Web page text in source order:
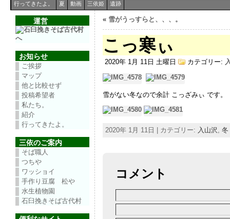
行ってきたよ。
夏 動画 三依姫 遺跡
運営
お知らせ
ご挨拶
マップ
他と比較せず
投稿希望者
私たち。
紹介
行ってきたよ。
三依のご案内
そば職人
つちや
ワッショイ
手作り豆腐 松や
水生植物園
石臼挽きそば古代村
« 雪がうっすらと、、、。
こっ寒ぃ
2020年 1月 11日 土曜日 カテゴリー:
雪がない冬なので余計 こっざみぃ です。
2020年 1月 11日 | カテゴリー: 入山沢 , 冬
コメント